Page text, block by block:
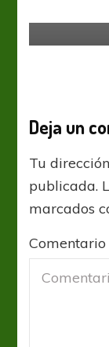
Deja un
Tu
publicada.
marcados
Comentario